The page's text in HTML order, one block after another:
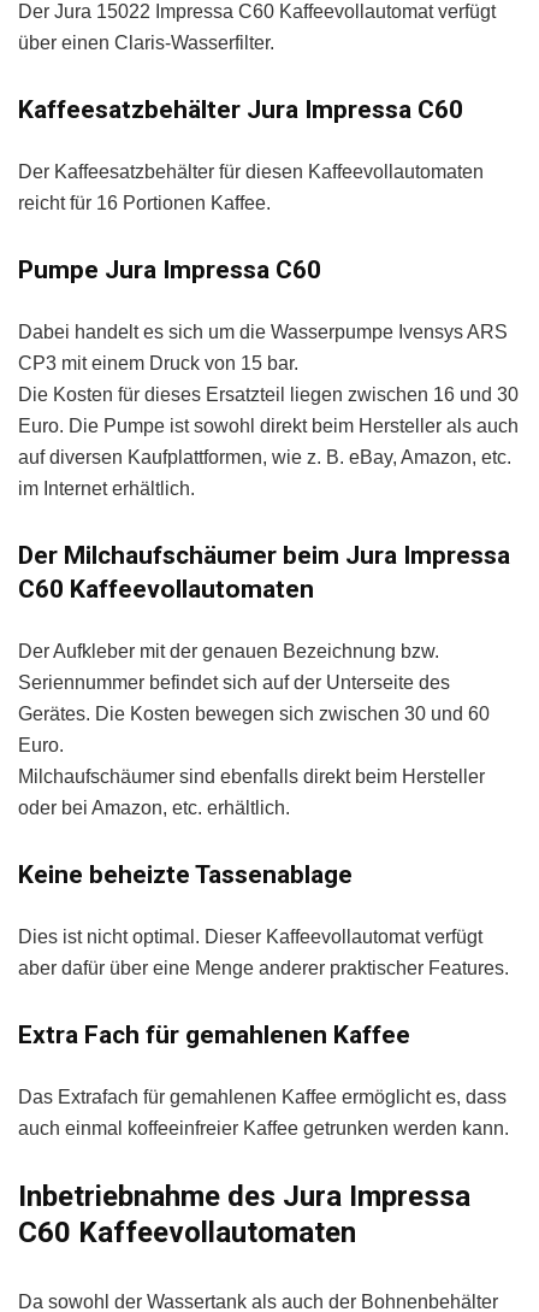
Der Jura 15022 Impressa C60 Kaffeevollautomat verfügt
über einen Claris-Wasserfilter.
Kaffeesatzbehälter Jura Impressa C60
Der Kaffeesatzbehälter für diesen Kaffeevollautomaten
reicht für 16 Portionen Kaffee.
Pumpe Jura Impressa C60
Dabei handelt es sich um die Wasserpumpe Ivensys ARS
CP3 mit einem Druck von 15 bar.
Die Kosten für dieses Ersatzteil liegen zwischen 16 und 30
Euro. Die Pumpe ist sowohl direkt beim Hersteller als auch
auf diversen Kaufplattformen, wie z. B. eBay, Amazon, etc.
im Internet erhältlich.
Der Milchaufschäumer beim Jura Impressa
C60 Kaffeevollautomaten
Der Aufkleber mit der genauen Bezeichnung bzw.
Seriennummer befindet sich auf der Unterseite des
Gerätes. Die Kosten bewegen sich zwischen 30 und 60
Euro.
Milchaufschäumer sind ebenfalls direkt beim Hersteller
oder bei Amazon, etc. erhältlich.
Keine beheizte Tassenablage
Dies ist nicht optimal. Dieser Kaffeevollautomat verfügt
aber dafür über eine Menge anderer praktischer Features.
Extra Fach für gemahlenen Kaffee
Das Extrafach für gemahlenen Kaffee ermöglicht es, dass
auch einmal koffeeinfreier Kaffee getrunken werden kann.
Inbetriebnahme des Jura Impressa
C60 Kaffeevollautomaten
Da sowohl der Wassertank als auch der Bohnenbehälter